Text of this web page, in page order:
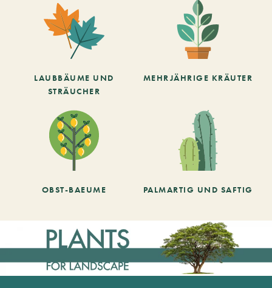
LAUBBÄUME UND
STRÄUCHER
MEHRJÄHRIGE KRÄUTER
OBST-BAEUME PALMARTIG UND SAFTIG